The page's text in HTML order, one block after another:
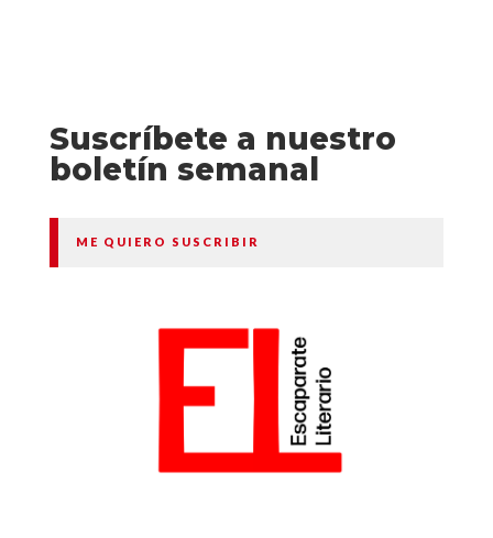
Suscríbete a nuestro
boletín semanal
ME QUIERO SUSCRIBIR